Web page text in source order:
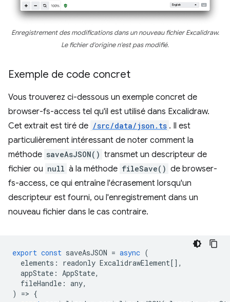
Enregistrement des modifications dans un nouveau fichier Excalidraw.
Le fichier d'origine n'est pas modifié.
Exemple de code concret
Vous trouverez ci-dessous un exemple concret de
browser-fs-access tel qu'il est utilisé dans Excalidraw.
Cet extrait est tiré de /src/data/json.ts . Il est
particulièrement intéressant de noter comment la
méthode saveAsJSON() transmet un descripteur de
fichier ou null à la méthode fileSave() de browser-
fs-access, ce qui entraîne l'écrasement lorsqu'un
descripteur est fourni, ou l'enregistrement dans un
nouveau fichier dans le cas contraire.
export const saveAsJSON = async (
elements : readonly ExcalidrawElement[],
appState : AppState,
fileHandle : any,
)
=> {